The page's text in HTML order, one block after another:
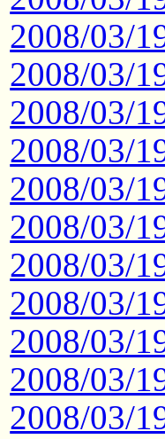
2008/03/
2008/03/
2008/03/
2008/03/
2008/03/
2008/03/
2008/03/
2008/03/
2008/03/
2008/03/
2008/03/